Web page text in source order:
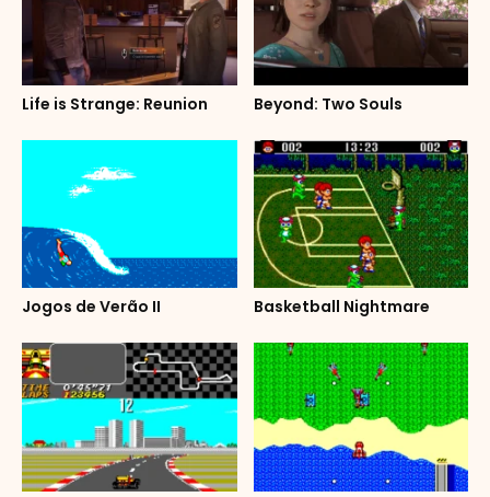
Life is Strange: Reunion Beyond: Two Souls
Jogos de Verão II Basketball Nightmare